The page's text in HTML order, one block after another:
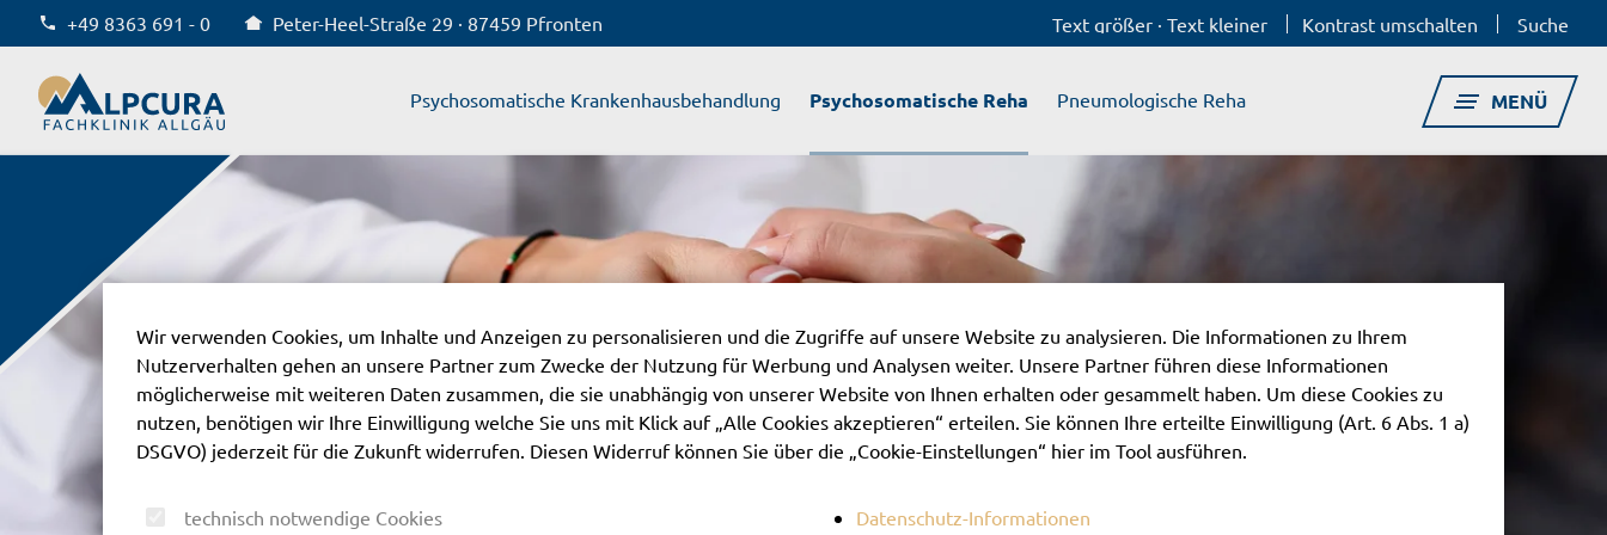
+49 8363 691 - 0 Peter-Heel-Straße 29 · 87459 Pfronten Text größer · Text kleiner Kontrast umschalten Suche
Psychosomatische Krankenhausbehandlung Psychosomatische Reha Pneumologische Reha MENÜ
Wir verwenden Cookies, um Inhalte und Anzeigen zu personalisieren und die Zugriffe auf unsere Website zu analysieren. Die Informationen zu Ihrem
Nutzerverhalten gehen an unsere Partner zum Zwecke der Nutzung für Werbung und Analysen weiter. Unsere Partner führen diese Informationen
möglicherweise mit weiteren Daten zusammen, die sie unabhängig von unserer Website von Ihnen erhalten oder gesammelt haben. Um diese Cookies zu
nutzen, benötigen wir Ihre Einwilligung welche Sie uns mit Klick auf „Alle Cookies akzeptieren“ erteilen. Sie können Ihre erteilte Einwilligung (Art. 6 Abs. 1 a)
DSGVO) jederzeit für die Zukunft widerrufen. Diesen Widerruf können Sie über die „Cookie-Einstellungen“ hier im Tool ausführen.
technisch notwendige Cookies
Datenschutz-Informationen